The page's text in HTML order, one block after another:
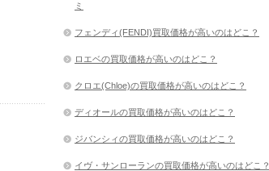
ミ
フェンディ(FENDI)買取価格が高いのはどこ？
ロエベの買取価格が高いのはどこ？
クロエ(Chloe)の買取価格が高いのはどこ？
ディオールの買取価格が高いのはどこ？
ジバンシィの買取価格が高いのはどこ？
イヴ・サンローランの買取価格が高いのはどこ？